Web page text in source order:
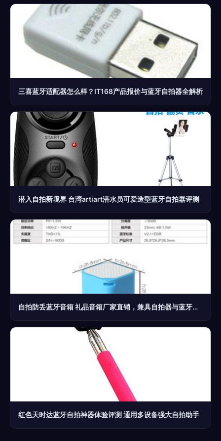
三喜蓝牙适配器怎么样？IT168产品报价与蓝牙自拍器全解析
潜入自拍新境界 台湾artiart潜水员可爱造型蓝牙自拍器评测
自拍防丢蓝牙音箱 礼品音箱厂家直销，兼具自拍器与蓝牙功能的创新之选
红色天时达蓝牙自拍神器体验评测 通用多设备强大自拍助手